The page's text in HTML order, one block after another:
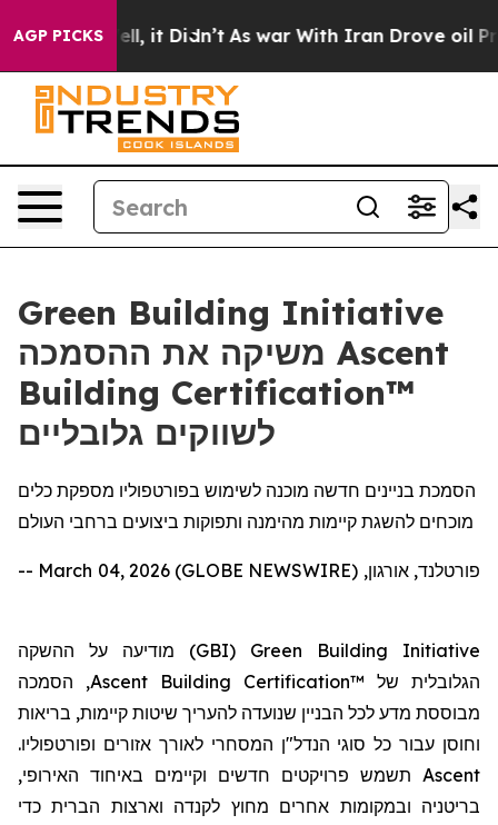
AGP PICKSWell, it Didn’t As war With Iran Drove oil
Green Building Initiative
משיקה את ההסמכה Ascent
Building Certification™
לשווקים גלובליים
הסמכת בניינים חדשה מוכנה לשימוש בפורטפוליו מספקת כלים
מוכחים להשגת קיימות מהימנה ותפוקות ביצועים ברחבי העולם
פורטלנד, אורגון, March 04, 2026 (GLOBE NEWSWIRE) --
Green Building Initiative
(
GBI) מודיעה על ההשקה
הגלובלית של Ascent Building Certification™, הסמכה
מבוססת מדע לכל הבניין שנועדה להעריך שיטות קיימות, בריאות
וחוסן עבור כל סוגי הנדל"ן המסחרי לאורך אזורים ופורטפוליו.
Ascent תשמש פרויקטים חדשים וקיימים באיחוד האירופי,
בריטניה ובמקומות אחרים מחוץ לקנדה וארצות הברית כדי